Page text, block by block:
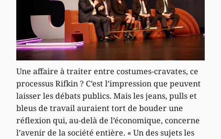
Une affaire à traiter entre costumes-cravates, ce
processus Rifkin ? C’est l’impression que peuvent
laisser les débats publics. Mais les jeans, pulls et
bleus de travail auraient tort de bouder une
réflexion qui, au-delà de l’économique, concerne
l’avenir de la société entière. « Un des sujets les